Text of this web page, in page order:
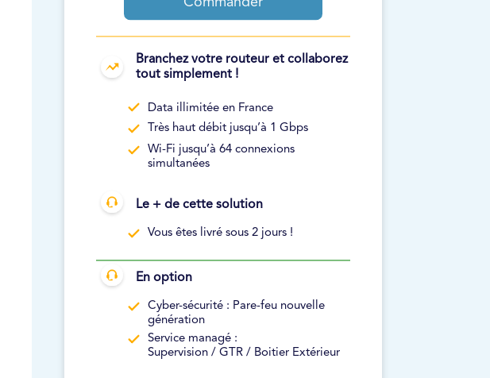
Branchez votre routeur et collaborez
tout simplement !
Data illimitée en France
Très haut débit jusqu’à 1 Gbps
Wi-Fi jusqu’à 64 connexions
simultanées
Le + de cette solution
Vous êtes livré sous 2 jours !
En option
Cyber-sécurité : Pare-feu nouvelle
génération
Service managé :
Supervision / GTR / Boitier Extérieur